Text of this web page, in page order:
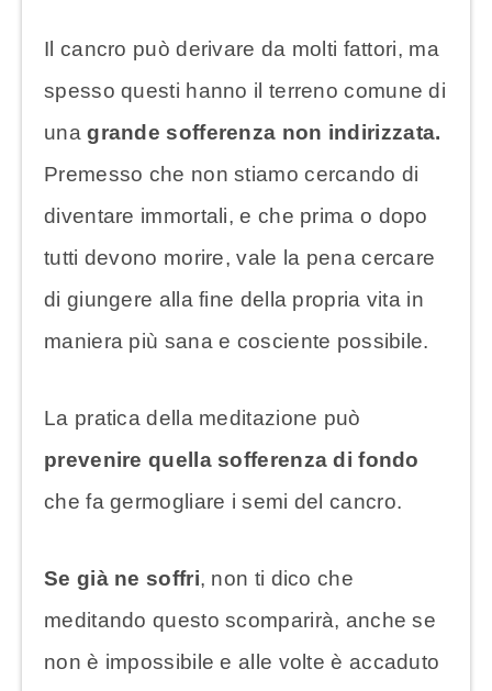
Il cancro può derivare da molti fattori, ma
spesso questi hanno il terreno comune di
unagrande sofferenza non indirizzata.
Premesso che non stiamo cercando di
diventare immortali, e che prima o dopo
tutti devono morire, vale la pena cercare
di giungere alla fine della propria vita in
maniera più sana e cosciente possibile.
La pratica della meditazione può
prevenire quella sofferenza di fondo
che fa germogliare i semi del cancro.
Se già ne soffri, non ti dico che
meditando questo scomparirà, anche se
non è impossibile e alle volte è accaduto